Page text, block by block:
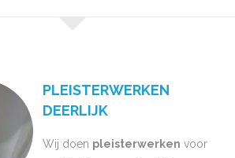
PLEISTERWERKEN
DEERLIJK
Wij doen pleisterwerken voor